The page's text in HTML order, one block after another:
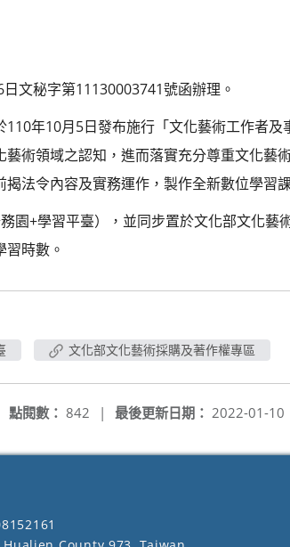
文秘字第11130003741號函辦理。
110年10月5日發布施行「文化藝術工作者
藝術領域之認知，進而落實充分尊重文化藝
法令內容及實務運作，製作全新數位學習
園+學習平臺），並同步置於文化部文化
時數。
文化部文化藝術採購及著作權專區
最後更新日期： 2022-01-10
點閱數： 842 |